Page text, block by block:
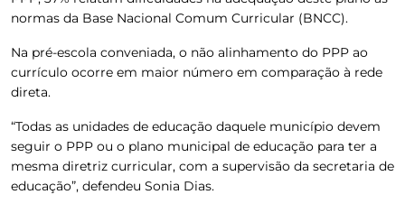
normas da Base Nacional Comum Curricular (BNCC).
Na pré-escola conveniada, o não alinhamento do PPP ao
currículo ocorre em maior número em comparação à rede
direta.
“Todas as unidades de educação daquele município devem
seguir o PPP ou o plano municipal de educação para ter a
mesma diretriz curricular, com a supervisão da secretaria de
educação”, defendeu Sonia Dias.